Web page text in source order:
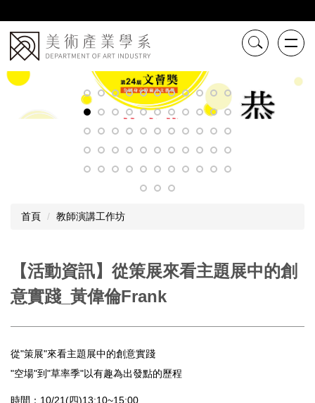
到
主
要
內
容
首頁 教師演講工作坊
【活動資訊】從策展來看主題展中的創
意實踐_黃偉倫Frank
從"策展"來看主題展中的創意實踐
"空場"到"草率季"以有趣為出發點的歷程
時間：10/21(四)13:10~15:00